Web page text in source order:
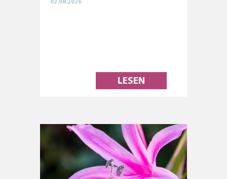
02.08.2026
LESEN